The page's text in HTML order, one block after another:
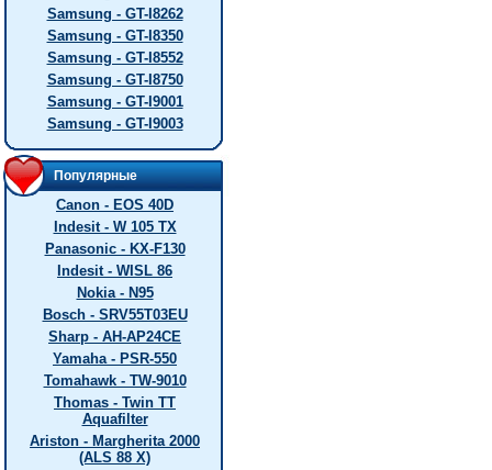
Samsung - GT-I8262
Samsung - GT-I8350
Samsung - GT-I8552
Samsung - GT-I8750
Samsung - GT-I9001
Samsung - GT-I9003
Популярные
Canon - EOS 40D
Indesit - W 105 TX
Panasonic - KX-F130
Indesit - WISL 86
Nokia - N95
Bosch - SRV55T03EU
Sharp - AH-AP24CE
Yamaha - PSR-550
Tomahawk - TW-9010
Thomas - Twin TT
Aquafilter
Ariston - Margherita 2000
(ALS 88 X)